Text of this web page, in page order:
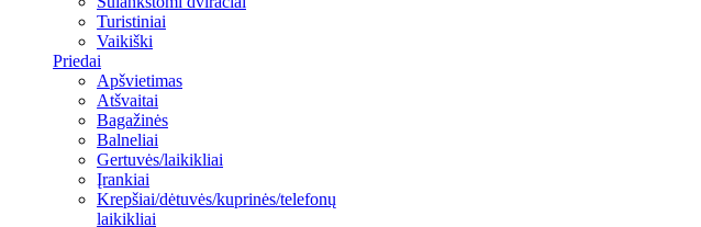
Turistiniai
Vaikiški
Priedai
Apšvietimas
Atšvaitai
Bagažinės
Balneliai
Gertuvės/laikikliai
Įrankiai
Krepšiai/dėtuvės/kuprinės/telefonų
laikikliai